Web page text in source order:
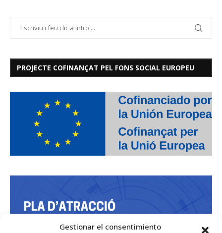
Gestionar el consentimiento
PROJECTE COFINANÇAT PEL FONS SOCIAL EUROPEU